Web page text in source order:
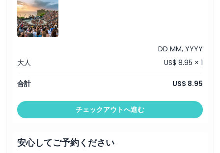
DD MM, YYYY
大人
US$ 8.95 × 1
合計 US$ 8.95
チェックアウトへ進む
安心してご予約ください